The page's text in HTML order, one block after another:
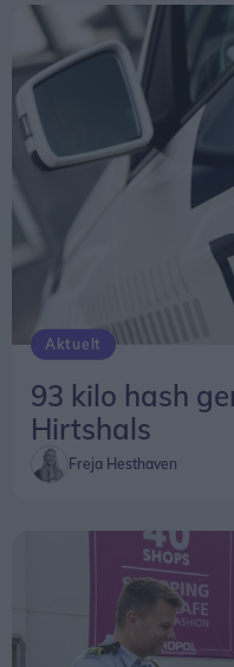
Aktuelt
93 kilo hash
Hirtshals
Freja Hesthaven